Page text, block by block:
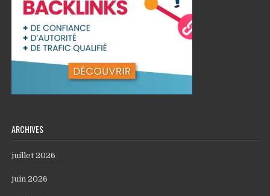
ARCHIVES
juillet 2026
juin 2026